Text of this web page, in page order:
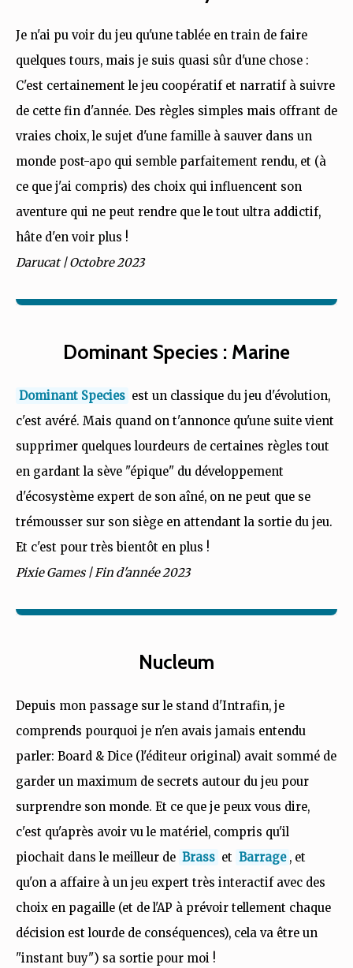
Je n'ai pu voir du jeu qu'une tablée en train de faire
quelques tours, mais je suis quasi sûr d'une chose :
C'est certainement le jeu coopératif et narratif à suivre
de cette fin d'année. Des règles simples mais offrant de
vraies choix, le sujet d'une famille à sauver dans un
monde post-apo qui semble parfaitement rendu, et (à
ce que j'ai compris) des choix qui influencent son
aventure qui ne peut rendre que le tout ultra addictif,
hâte d'en voir plus !
Darucat | Octobre 2023
Dominant Species : Marine
Dominant Species est un classique du jeu d'évolution,
c'est avéré. Mais quand on t'annonce qu'une suite vient
supprimer quelques lourdeurs de certaines règles tout
en gardant la sève "épique" du développement
d'écosystème expert de son aîné, on ne peut que se
trémousser sur son siège en attendant la sortie du jeu.
Et c'est pour très bientôt en plus !
Pixie Games | Fin d'année 2023
Nucleum
Depuis mon passage sur le stand d'Intrafin, je
comprends pourquoi je n'en avais jamais entendu
parler: Board & Dice (l'éditeur original) avait sommé de
garder un maximum de secrets autour du jeu pour
surprendre son monde. Et ce que je peux vous dire,
c'est qu'après avoir vu le matériel, compris qu'il
piochait dans le meilleur de Brass et Barrage , et
qu'on a affaire à un jeu expert très interactif avec des
choix en pagaille (et de l'AP à prévoir tellement chaque
décision est lourde de conséquences), cela va être un
"instant buy") sa sortie pour moi !